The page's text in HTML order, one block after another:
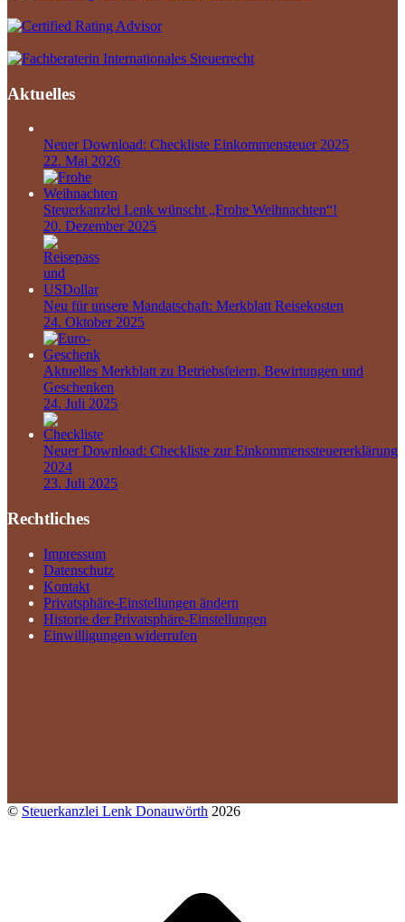
Aktuelles
Neuer Download: Checkliste Einkommensteuer 2025
22. Mai 2026
Steuerkanzlei Lenk wünscht „Frohe Weihnachten“!
20. Dezember 2025
Neu für unsere Mandatschaft: Merkblatt Reisekosten
24. Oktober 2025
Aktuelles Merkblatt zu Betriebsfeiern, Bewirtungen und
Geschenken
24. Juli 2025
Neuer Download: Checkliste zur Einkommenssteuererklärung
2024
23. Juli 2025
Rechtliches
Impressum
Datenschutz
Kontakt
Privatsphäre-Einstellungen ändern
Historie der Privatsphäre-Einstellungen
Einwilligungen widerrufen
© Steuerkanzlei Lenk Donauwörth 2026